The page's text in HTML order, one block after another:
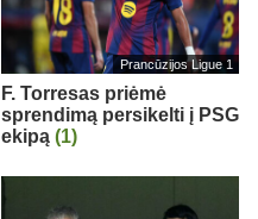
Prancūzijos Ligue 1
F. Torresas priėmė
sprendimą persikelti į PSG
ekipą (1)